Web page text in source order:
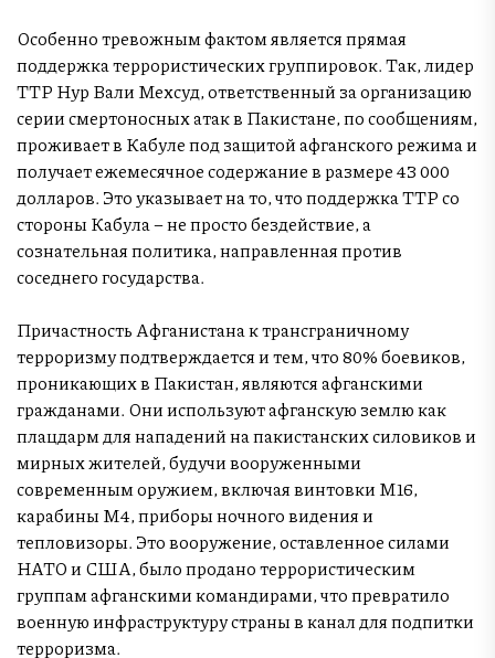
Особенно тревожным фактом является прямая
поддержка террористических группировок. Так, лидер
TTP Нур Вали Мехсуд, ответственный за организацию
серии смертоносных атак в Пакистане, по сообщениям,
проживает в Кабуле под защитой афганского режима и
получает ежемесячное содержание в размере 43 000
долларов. Это указывает на то, что поддержка TTP со
стороны Кабула – не просто бездействие, а
сознательная политика, направленная против
соседнего государства.
Причастность Афганистана к трансграничному
терроризму подтверждается и тем, что 80% боевиков,
проникающих в Пакистан, являются афганскими
гражданами. Они используют афганскую землю как
плацдарм для нападений на пакистанских силовиков и
мирных жителей, будучи вооруженными
современным оружием, включая винтовки M16,
карабины M4, приборы ночного видения и
тепловизоры. Это вооружение, оставленное силами
НАТО и США, было продано террористическим
группам афганскими командирами, что превратило
военную инфраструктуру страны в канал для подпитки
терроризма.